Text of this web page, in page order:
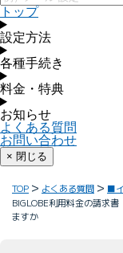
トップ
設定方法
各種手続き
料金・特典
お知らせ
よくある質問
お問い合わせ
× 閉じる
TOP よくある質問
■
BIGLOBE利用料金の請求
ますか